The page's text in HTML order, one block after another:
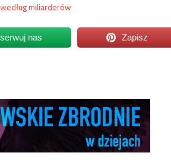
miliarderów
nas Zapisz